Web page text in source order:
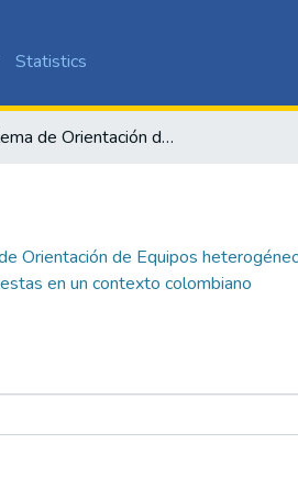
Statistics
Problema de Orientación de Equipos heterogéneos con entrega dividida de recursos renovables con ventanas de tiempo: Aplicación y solución para la mitigación de protestas en un contexto colombiano
Orientación de Equipos
en un contexto colombiano